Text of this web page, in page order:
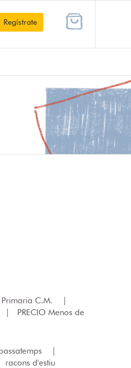
Regístrate
Primaria C.M.
PRECIO Menos de
racons d'estiu